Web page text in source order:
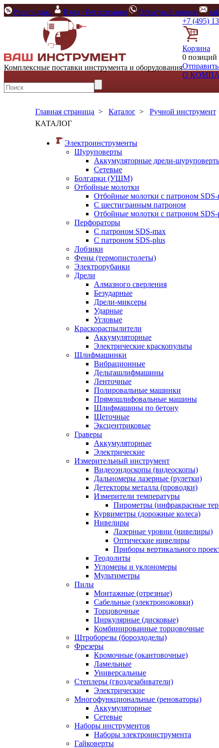
Распродажа Вход / Регистрация Обратный звонок
Комплексные поставки инструмента и оборудования
+7 (495)
Корзина
0 позиций
Отправить
О
Главная страница > Каталог > Ручной инструмент
КАТАЛОГ
Электроинструменты
Шуруповерты
Аккумуляторные дрели-
Сетевые
Болгарки (УШМ)
Отбойные молотки
Отбойные молотки с патроном SDS-
С шестигранным патроном
Отбойные молотки с патроном SDS-
Перфораторы
С патроном SDS-max
С патроном SDS-plus
Лобзики
Фены (термопистолеты)
Электрорубанки
Дрели
Алмазного сверления
Безударные
Дрели-миксеры
Ударные
Угловые
Краскораспылители
Аккумуляторные
Электрические краскопульты
Шлифмашинки
Вибрационные
Дельташлифмашины
Ленточные
Полировальные машинки
Прямошлифовальные машины
Шлифмашины по бетону
Щеточные
Эксцентриковые
Граверы
Аккумуляторные
Электрические
Измерительный инструмент
Видеоэндоскопы (видеоскопы)
Дальномеры лазерные (рулетки)
Детекторы металла (проводки)
Измерители температуры
Пирометры (инфракрасные
Курвиметры (дорожные колеса)
Нивелиры
Лазерные уровни (нивелиры)
Оптические нивелиры
Приборы вертикального
Теодолиты
Угломеры и уклономеры
Мультиметры
Пилы
Монтажные (отрезные)
Сабельные (электроножовки)
Торцовочные
Циркулярные (дисковые)
Комбинированные торцовочные
Штроборезы (бороздоделы)
Фрезеры
Кромочные (окантовочные)
Ламельные
Универсальные
Степлеры (гвоздезабиватели)
Электрические
Многофункциональные (реноваторы)
Аккумуляторные
Сетевые
Наборы инструментов
Наборы электроинструмента
Гайковерты